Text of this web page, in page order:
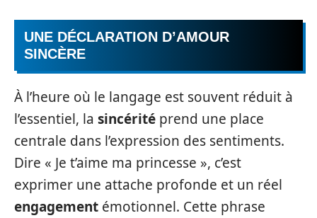
UNE DÉCLARATION D’AMOUR
SINCÈRE
À l’heure où le langage est souvent réduit à
l’essentiel, la sincérité prend une place
centrale dans l’expression des sentiments.
Dire « Je t’aime ma princesse », c’est
exprimer une attache profonde et un réel
engagement émotionnel. Cette phrase